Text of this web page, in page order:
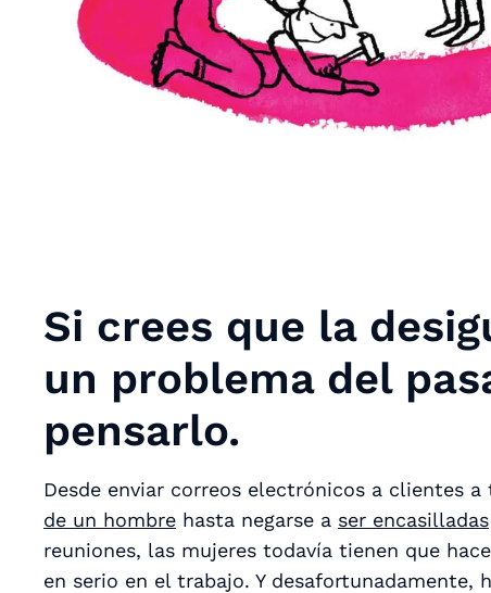
Si crees que la
un problema del
pensarlo.
Desde enviar correos electrónicos a clientes a
de un hombre hasta negarse a ser encasilladas
reuniones, las mujeres todavía tienen que
en serio en el trabajo. Y